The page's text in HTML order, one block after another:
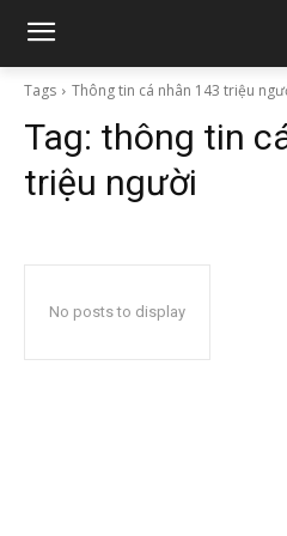
Tags Thông tin cá nhân 143 triệu
Tag: thông tin
triệu người
No posts to display